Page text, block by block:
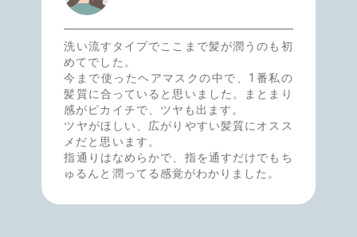
洗い流すタイプでここまで髪が潤うのも初
めてでした。
今まで使ったヘアマスクの中で、1番私の
髪質に合っていると思いました。まとまり
感がピカイチで、ツヤも出ます。
ツヤがほしい、広がりやすい髪質にオスス
メだと思います。
指通りはなめらかで、指を通すだけでもち
ゅるんと潤ってる感覚がわかりました。